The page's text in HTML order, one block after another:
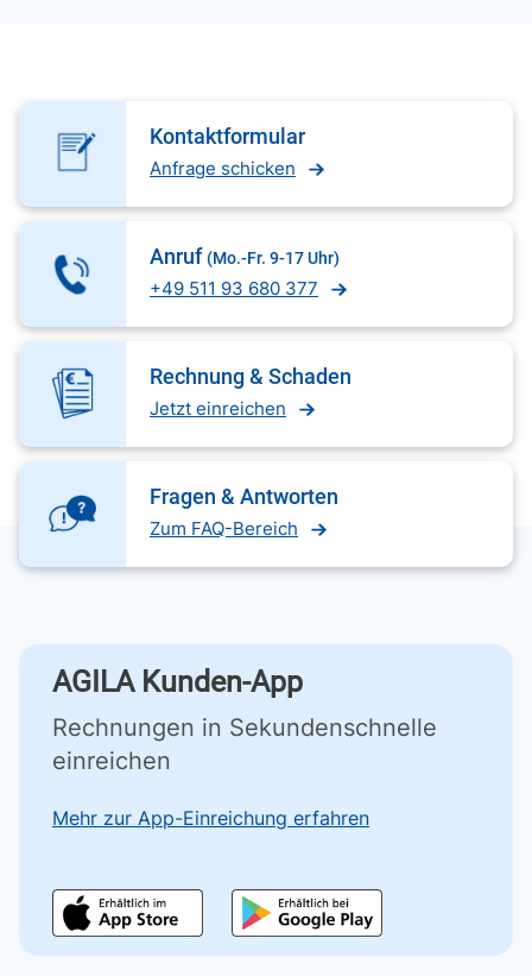
Kontaktformular
Anfrage schicken
Anruf (Mo.-Fr. 9-17 Uhr)
+49 511 93 680 377
Rechnung & Schaden
Jetzt einreichen
Fragen & Antworten
Zum FAQ-Bereich
AGILA Kunden-App
Rechnungen in Sekundenschnelle
einreichen
Mehr zur App-Einreichung erfahren